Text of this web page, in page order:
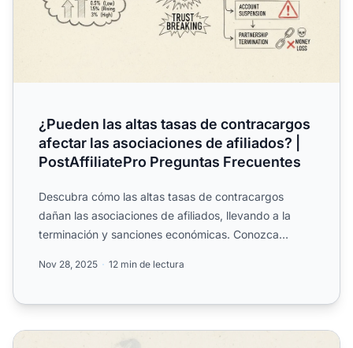
¿Pueden las altas tasas de contracargos
afectar las asociaciones de afiliados? |
PostAffiliatePro Preguntas Frecuentes
Descubra cómo las altas tasas de contracargos
dañan las asociaciones de afiliados, llevando a la
terminación y sanciones económicas. Conozca
Nov 28, 2025 12 min de lectura
¿Cómo funciona una devolución de cargo? Guía